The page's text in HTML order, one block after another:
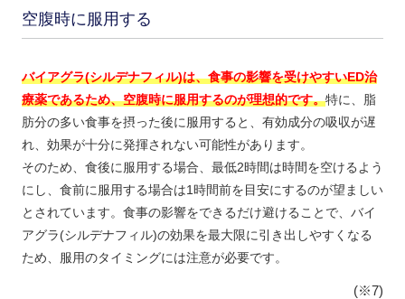
空腹時に服用する
バイアグラ(シルデナフィル)は、食事の影響を受けやすいED治
療薬であるため、空腹時に服用するのが理想的です。特に、脂
肪分の多い食事を摂った後に服用すると、有効成分の吸収が遅
れ、効果が十分に発揮されない可能性があります。
そのため、食後に服用する場合、最低2時間は時間を空けるよう
にし、食前に服用する場合は1時間前を目安にするのが望ましい
とされています。食事の影響をできるだけ避けることで、バイ
アグラ(シルデナフィル)の効果を最大限に引き出しやすくなる
ため、服用のタイミングには注意が必要です。
(※7)